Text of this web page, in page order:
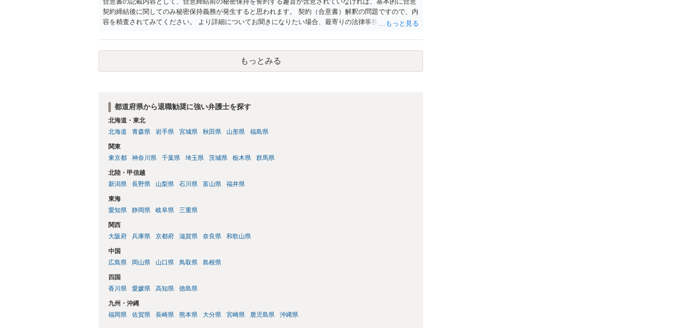
契約締結後に関してのみ秘密保持義務が発生すると思われます。 契約（合意書）解釈の問題ですので、内
容を精査されてみてください。 より詳細についてお聞きになりたい場合、最寄りの法律事務所で相談され
もっとみる
都道府県から退職勧奨に強い弁護士を探す
北海道・東北
北海道
青森県 岩手県 宮城県 秋田県 山形県 福島県
関東
東京都
神奈川県 千葉県 埼玉県 茨城県 栃木県 群馬県
北陸・甲信越
新潟県
長野県 山梨県 石川県 富山県 福井県
東海
愛知県
静岡県 岐阜県 三重県
関西
大阪府
兵庫県 京都府 滋賀県 奈良県 和歌山県
中国
広島県
岡山県 山口県 鳥取県 島根県
四国
香川県
愛媛県 高知県 徳島県
九州・沖縄
福岡県
佐賀県 長崎県 熊本県 大分県 宮崎県 鹿児島県 沖縄県